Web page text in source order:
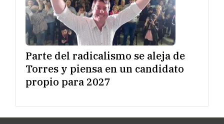
Parte del radicalismo se aleja de
Torres y piensa en un candidato
propio para 2027